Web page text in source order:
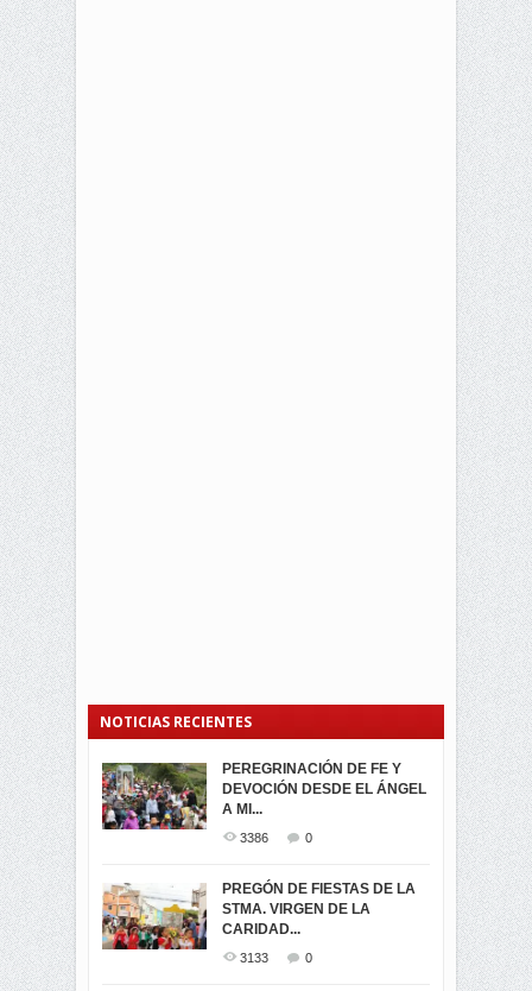
NOTICIAS RECIENTES
PEREGRINACIÓN DE FE Y
DEVOCIÓN DESDE EL ÁNGEL
A MI...
3386 0
PREGÓN DE FIESTAS DE LA
STMA. VIRGEN DE LA
CARIDAD...
3133 0
PROCESIÓN DE LA VIRGEN
DE LA CARIDAD 2024
3057
-ENCENDIDO DEL ARBOL DE
...
SEGUNDA VUELTA
ELECCIONES
PRESIDENCIALES 2023 EN
M...
ELECCION CRUCIAL:
SEGUNDA VUELTA
PRESIDENCIAL EL 1...